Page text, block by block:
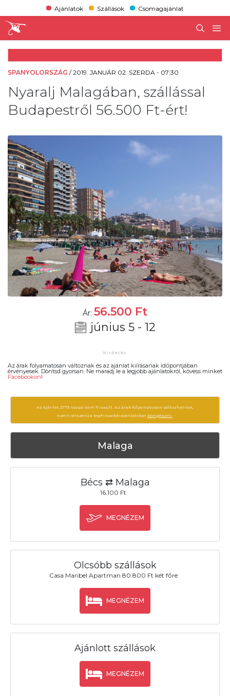
Ajánlatok Szállások Csomagajánlat
SPANYOLORSZÁG /2019. JANUÁR 02. SZERDA - 07:30
Nyaralj Malagában, szállással
Budapestről 56.500 Ft-ért!
Ár: 56.500 Ft
június 5 - 12
Az árak folyamatosan változnak és az ajánlat kiírásanak időpontjában
érvényesek. Döntsd gyorsan. Ne maradj le a legjobb ajánlatokról, kövess minket
Facebookon!
Az ajánlat 2773 napja nem frissült. Az árak folyamatosan változhatnak,
ezért célszerű a legfrissebb ajánlatokat böngészni.
Malaga
Bécs ⇄ Malaga
16.100 Ft
MEGNÉZEM
Olcsóbb szállások
Casa Maribel Apartman 80.800 Ft két főre
MEGNÉZEM
Ajánlott szállások
MEGNÉZEM